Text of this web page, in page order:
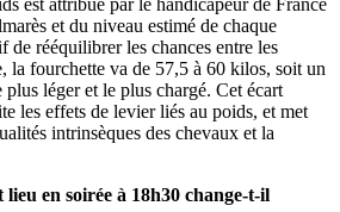
est attribué par le handicapeur de France
et du niveau estimé de chaque
de rééquilibrer les chances entre les
la fourchette va de 57,5 à 60 kilos, soit un
léger et le plus chargé. Cet écart
les effets de levier liés au poids, et met
intrinsèques des chevaux et la
en soirée à 18h30 change-t-il